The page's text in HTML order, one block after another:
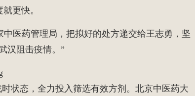
更快。
中医药管理局，把拟好的处方递交给王志勇，坚
汉阻击疫情。”
状态，全力投入筛选有效方剂。北京中医药大